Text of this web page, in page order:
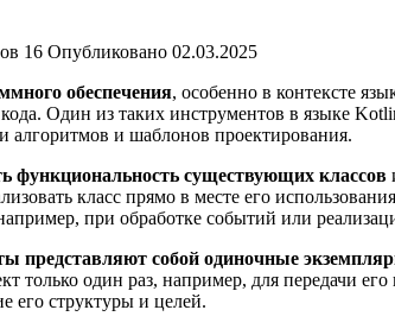
16 Опубликовано 02.03.2025
обеспечения, особенно в контексте
Один из таких инструментов в языке
алгоритмов и шаблонов проектирования.
функциональность существующих классов
класс прямо в месте его
при обработке событий или
представляют собой одиночные
только один раз, например, для передачи
его структуры и целей.